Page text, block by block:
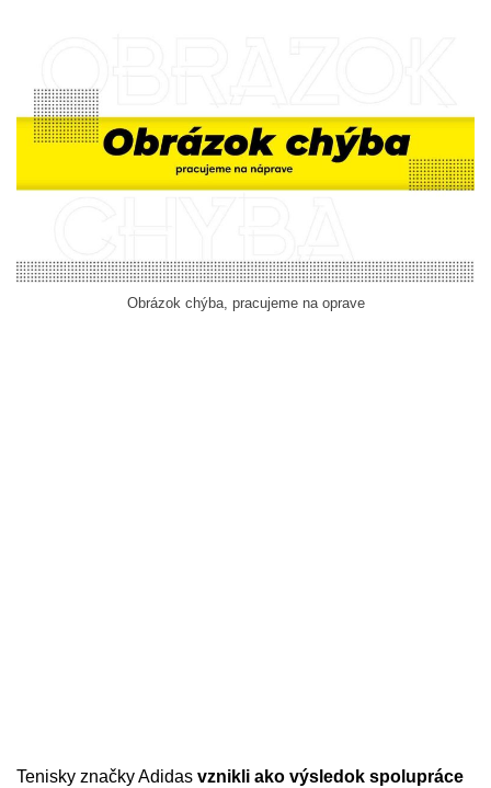
Obrázok chýba, pracujeme na oprave
Tenisky značky Adidas vznikli ako výsledok spolupráce